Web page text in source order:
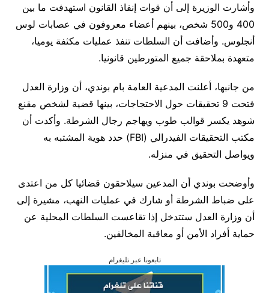
وأشارت الوزيرة إلى أن قوات إنفاذ القانون استهدفت ما بين
400 و500 شخص، بينهم أعضاء معروفون في عصابات لوس
أنجلوس. وأضافت أن السلطات تنفذ عمليات مكثفة يوميا،
متعهدة بملاحقة جميع المتورطين قانونيا.
من جانبها، أعلنت المدعية العامة بام بوندي، أن وزارة العدل
فتحت 9 تحقيقات حول الاحتجاجات، بينها قضية لشخص مقنع
شوهد يكسر قوالب طوب ويهاجم رجال الشرطة. وأكدت أن
مكتب التحقيقات الفيدرالي (FBI) حدد هوية المشتبه به
ويواصل التحقيق في منزله.
وأوضحت بوندي أن المدعين سيلاحقون قضائيا كل من اعتدى
على ضباط الشرطة أو شارك في عمليات النهب، مشيرة إلى
أن وزارة العدل ستتدخل إذا تقاعست السلطات المحلية عن
حماية أفراد الأمن أو معاقبة المخالفين.
تابعونا عبر تليغرام